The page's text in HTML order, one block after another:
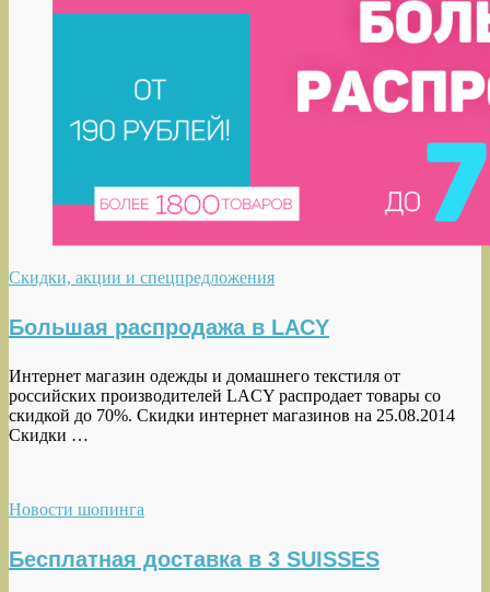
Скидки, акции и спецпредложения
Большая распродажа в LACY
Интернет магазин одежды и домашнего текстиля от
российских производителей LACY распродает товары со
скидкой до 70%. Скидки интернет магазинов на 25.08.2014
Скидки …
Новости шопинга
Бесплатная доставка в 3 SUISSES